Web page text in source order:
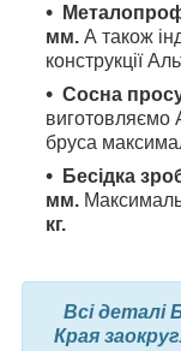
мм. А також
конструкції
Сосна
виготовляємо
бруса
Бесідка
мм.
кг.
Всі деталі
Края